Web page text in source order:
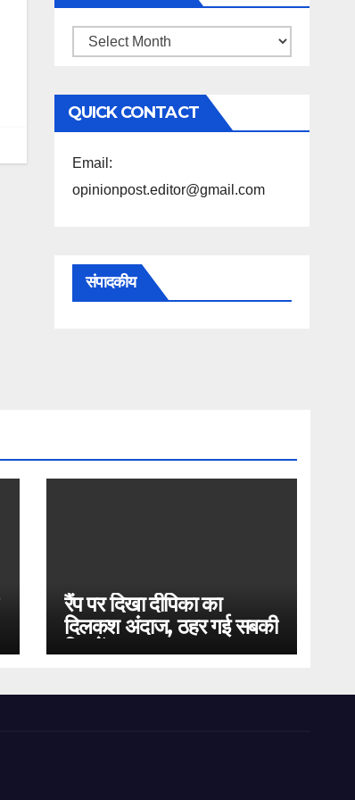
महिने
अनुसार
पढ़ें
QUICK CONTACT
Email:
opinionpost.editor@gmail.com
संपादकीय
रैंप पर दिखा दीपिका का
दिलकश अंदाज, ठहर गई सबकी
निगाहें